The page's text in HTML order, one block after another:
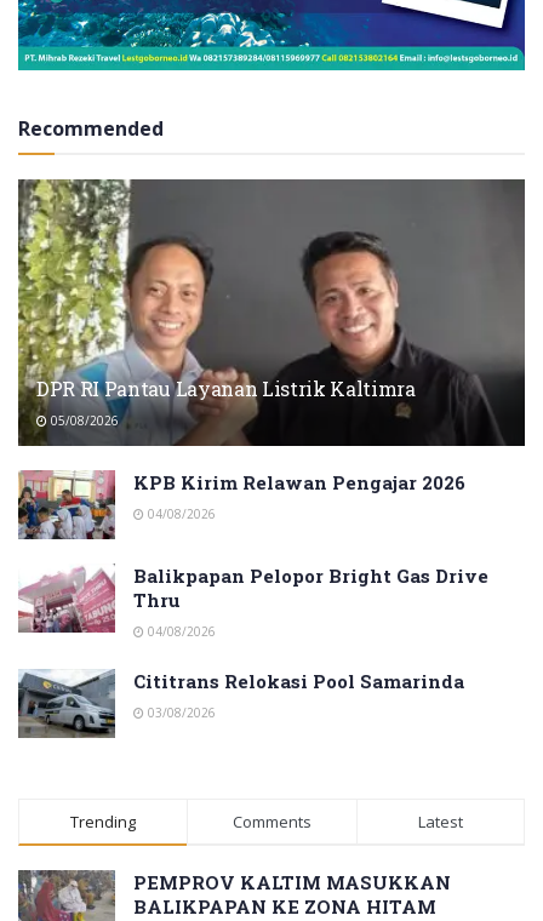
Recommended
DPR RI Pantau Layanan Listrik Kaltimra
05/08/2026
KPB Kirim Relawan Pengajar 2026
04/08/2026
Balikpapan Pelopor Bright Gas Drive
Thru
04/08/2026
Cititrans Relokasi Pool Samarinda
03/08/2026
Trending Comments Latest
PEMPROV KALTIM MASUKKAN
BALIKPAPAN KE ZONA HITAM